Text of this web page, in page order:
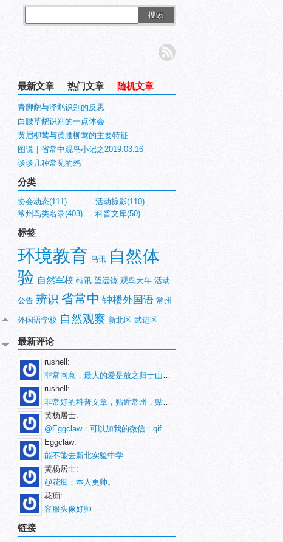
搜索
最新文章 热门文章 随机文章
青脚鹬与泽鹬识别的反思
白腰草鹬识别的一点体会
黄眉柳莺与黄腰柳莺的主要特征
图说｜省常中观鸟小记之2019.03.16
谈谈几种常见的鹀
分类
协会动态(111)
活动掠影(110)
常州鸟类名录(403)
科普文库(50)
标签
环境教育 鸟讯 自然体
验 自然军校 特讯 望远镜 观鸟大年 活动
公告 辨识 省常中 钟楼外国语 常州
外国语学校 自然观察 新北区 武进区
最新评论
rushell:
非常同意，最大的爱是放之归于山林。
rushell:
非常好的科普文章，贴近常州，贴近生活！
黄杨居士:
@Eggclaw：可以加我的微信：qif...
Eggclaw:
能不能去新北实验中学
黄杨居士:
@花痴：本人更帅。
花痴:
客服头像好帅
链接